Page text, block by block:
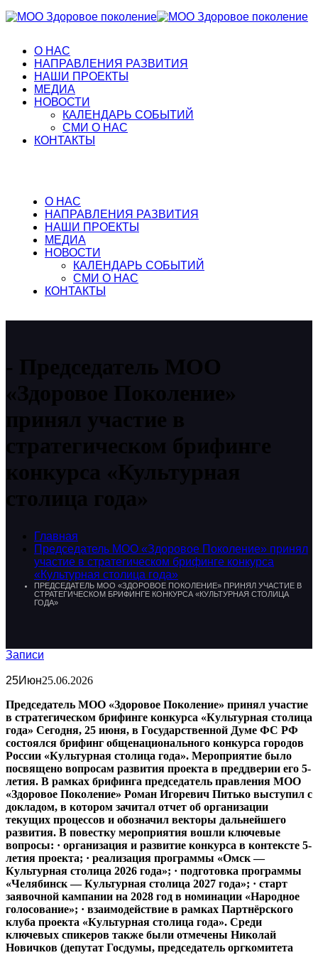
О НАС
НАПРАВЛЕНИЯ РАЗВИТИЯ
НАШИ ПРОЕКТЫ
МЕДИА
НОВОСТИ
КАЛЕНДАРЬ СОБЫТИЙ
СМИ О НАС
КОНТАКТЫ
О НАС
НАПРАВЛЕНИЯ РАЗВИТИЯ
НАШИ ПРОЕКТЫ
МЕДИА
НОВОСТИ
КАЛЕНДАРЬ СОБЫТИЙ
СМИ О НАС
КОНТАКТЫ
Председатель МОО
«Здоровое Поколение»
принял участие в
стратегическом брифинге
конкурса «Культурная
столица года»
Главная
Председатель МОО «Здоровое Поколение» принял
участие в стратегическом брифинге конкурса
«Культурная столица года»
ПРЕДСЕДАТЕЛЬ МОО «ЗДОРОВОЕ ПОКОЛЕНИЕ» ПРИНЯЛ УЧАСТИЕ В
СТРАТЕГИЧЕСКОМ БРИФИНГЕ КОНКУРСА «КУЛЬТУРНАЯ СТОЛИЦА
ГОДА»
Записи
25Июн25.06.2026
Председатель МОО «Здоровое Поколение» принял участие
в стратегическом брифинге конкурса «Культурная столица
года» Сегодня, 25 июня, в Государственной Думе ФС РФ
состоялся брифинг общенационального конкурса городов
России «Культурная столица года». Мероприятие было
посвящено вопросам развития проекта в преддверии его 5-
летия. В рамках брифинга председатель правления МОО
«Здоровое Поколение» Роман Игоревич Питько выступил с
докладом, в котором зачитал отчет об организации
текущих процессов и обозначил векторы дальнейшего
развития. В повестку мероприятия вошли ключевые
вопросы: · организация и развитие конкурса в контексте 5-
летия проекта; · реализация программы «Омск —
Культурная столица 2026 года»; · подготовка программы
«Челябинск — Культурная столица 2027 года»; · старт
заявочной кампании на 2028 год в номинации «Народное
голосование»; · взаимодействие в рамках Партнёрского
клуба проекта «Культурная столица года». Среди
ключевых спикеров также были отмечены Николай
Новичков (депутат Госдумы, председатель оргкомитета